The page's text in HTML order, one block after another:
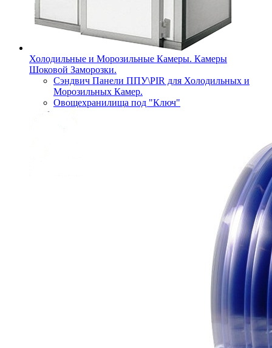
Холодильные и Морозильные Камеры. Камеры
Шоковой Заморозки.
Сэндвич Панели ППУ\PIR для Холодильных и
Морозильных Камер.
Овощехранилища под "Ключ"